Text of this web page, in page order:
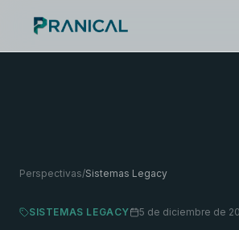
Perspectivas/Sistemas Legacy
SISTEMAS LEGACY 5 de diciembre de